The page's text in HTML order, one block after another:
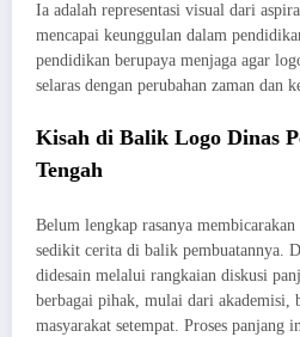
Ia adalah representasi visual dari
mencapai keunggulan dalam
pendidikan berupaya menjaga agar
selaras dengan perubahan zaman dan
Kisah di Balik Logo Dinas
Tengah
Belum lengkap rasanya
sedikit cerita di balik pembuatannya.
didesain melalui rangkaian diskusi
berbagai pihak, mulai dari akademisi,
masyarakat setempat. Proses panjang